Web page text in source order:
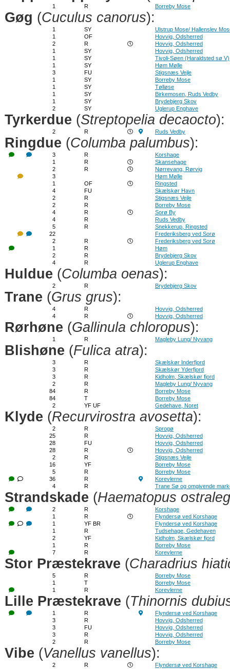
1 R Borreby Mose
Gøg (Cuculus canorus):
1 SY
Ulstrup Mose/ Hallenslev
1
OF
Hovvig, Odsherred
2
R
Hovvig, Odsherred
1
SY
Hovvig, Odsherred
1
SY
Tivoli-Søen (Haraldsted sø V)
1
SY
Høm Mølle
3
FU
Stigsnæs Vejle
1
SY
Borreby Mose
1
SY
Tølløse
1
SY
Birkemosen, Ruds Vedby
1
SY
Brydebjerg Skov
2
SY Uglerup Enghave
Tyrkerdue (Streptopelia decaocto):
2 R Ruds Vedby
Ringdue (Columba palumbus):
3 R
Korshage
1
R
Skansehage
2
R
Nørrevang, Rørvig
3
Høm Mølle
1
OF
Ringsted
4
FU
Skælskør Havn
2
R
Stigsnæs Vejle
2
R
Borreby Mose
4
R
Sorø By
4
R
Ruds Vedby
5
R
Snekkerup, Ringsted
22
Frederiksberg ved Sorø
2
R
Frederiksberg ved Sorø
1
R
Høm
2
R
Brydebjerg Skov
4
R Uglerup Enghave
Huldue (Columba oenas):
2 R Brydebjerg Skov
Trane (Grus grus):
4 R
Hovvig, Odsherred
4
R Hovvig, Odsherred
Rørhøne (Gallinula chloropus):
1 R Magleby Lung/ Nyvang
Blishøne (Fulica atra):
3 R
Skælskør Inderfjord
3
R
Skælskør Yderfjord
3
R
Kidholm, Skælskør fjord
2
R
Magleby Lung/ Nyvang
84
R
Borreby Mose
84
T
Borreby Mose
2
YF UF Gedehave, Noret
Klyde (Recurvirostra avosetta):
2 R
Sprogø
25
R
Hovvig, Odsherred
28
FU
Hovvig, Odsherred
28
R
Hovvig, Odsherred
2
R
Stigsnæs Vejle
16
YF
Borreby Mose
5
R
Borreby Mose
36
R
Korevlerne
4
R Trane Sø og omgivende
Strandskade (Haematopus
2 R
Korshage
1
R
Flyndersø ved Korshage
1
YF BR
Flyndersø ved Korshage
1
R
Tudsehage, Gedehaven
2
YF
Kidholm, Skælskør fjord
1
R
Borreby Mose
7
R Korevlerne
Stor Præstekrave (Charadrius
5 R
Borreby Mose
1
T
Borreby Mose
1
R Korevlerne
Lille Præstekrave (Thinornis
1 R
Flyndersø ved Korshage
3
R
Hovvig, Odsherred
3
FU
Hovvig, Odsherred
3
R
Hovvig, Odsherred
2
R Borreby Mose
Vibe (Vanellus vanellus):
2 R Flyndersø ved Korshage